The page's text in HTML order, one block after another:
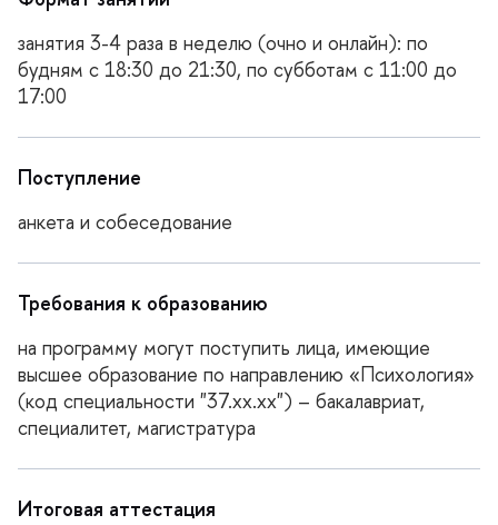
занятия 3-4 раза в неделю (очно и онлайн): по
удням с 18:30 до 21:30, по субботам с 11:00 до
17:00
Поступление
анкета и собеседование
Требования к образованию
на программу могут поступить лица, имеющие
ысшее образование по направлению «Психология»
(код специальности "37.хх.хх") – бакалавриат,
специалитет, магистратура
Итоговая аттестация